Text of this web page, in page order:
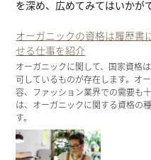
を深め、広めてみてはいかが
オーガニックの資格は履歴書
せる仕事を紹介
オーガニックに関して、国家資格
可しているものが存在します。オ
容、ファッション業界での需要も
は、オーガニックに関する資格の
す。